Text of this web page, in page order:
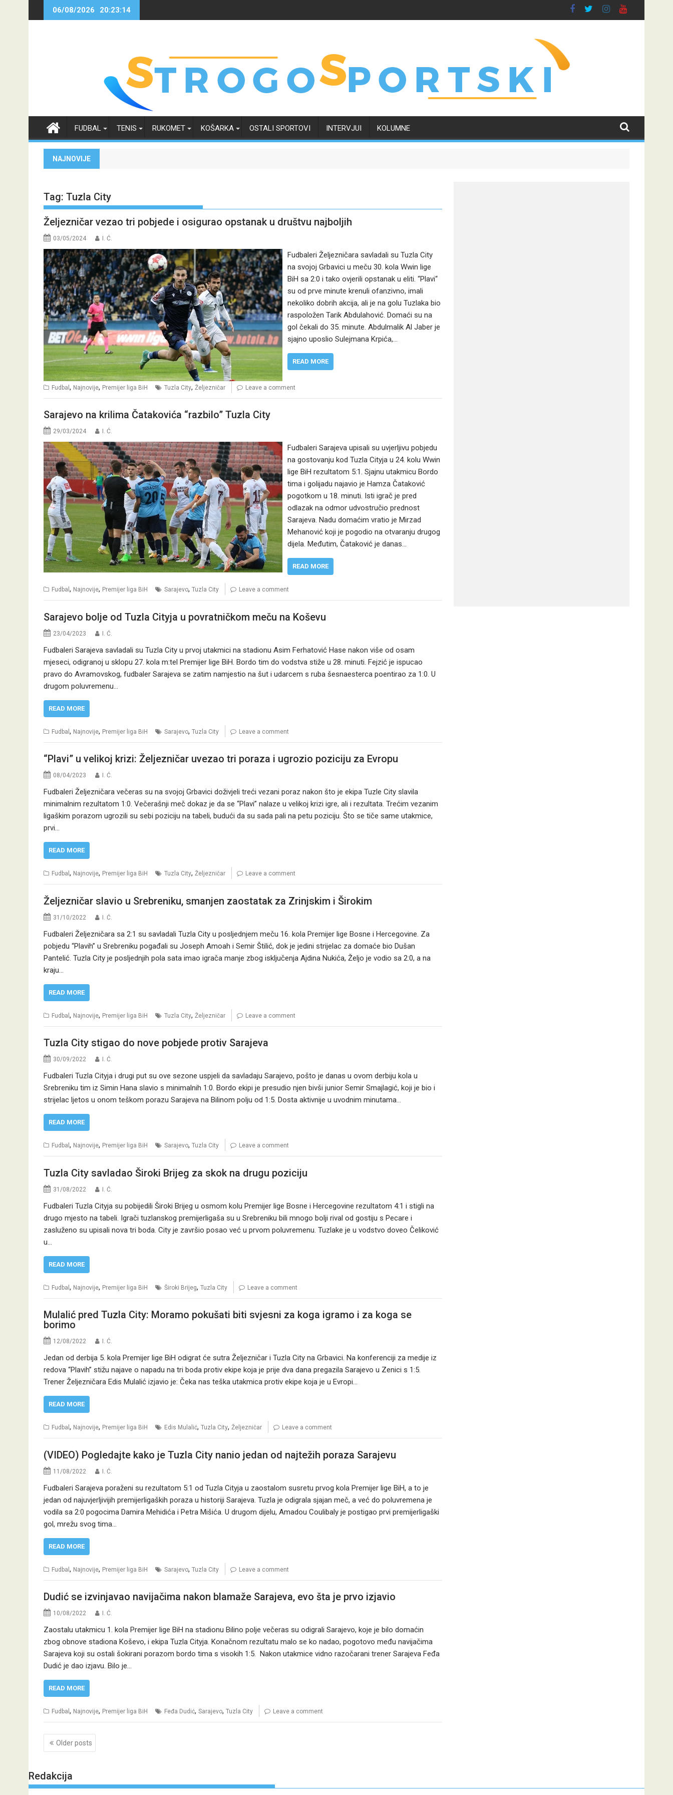
06/08/2026 20:23:15
FUDBAL TENIS RUKOMET KOŠARKA OSTALI SPORTOVI INTERVJUI KOLUMNE
NAJNOVIJE
Tag: Tuzla City
Željezničar vezao tri pobjede i osigurao opstanak u društvu najboljih
03/05/2024 I. Ć.
Fudbaleri Željezničara savladali su Tuzla City
na svojoj Grbavici u meču 30. kola Wwin lige
BiH sa 2:0 i tako ovjerili opstanak u eliti. “Plavi“
su od prve minute krenuli ofanzivno, imali
nekoliko dobrih akcija, ali je na golu Tuzlaka bio
raspoložen Tarik Abdulahović. Domaći su na
gol čekali do 35. minute. Abdulmalik Al Jaber je
sjajno uposlio Sulejmana Krpića,…
READ MORE
Fudbal , Najnovije, Premijer liga BiH Tuzla City, Željezničar Leave a comment
Sarajevo na krilima Čatakovića “razbilo” Tuzla City
29/03/2024 I. Ć.
Fudbaleri Sarajeva upisali su uvjerljivu pobjedu
na gostovanju kod Tuzla Cityja u 24. kolu Wwin
lige BiH rezultatom 5:1. Sjajnu utakmicu Bordo
tima i golijadu najavio je Hamza Čataković
pogotkom u 18. minuti. Isti igrač je pred
odlazak na odmor udvostručio prednost
Sarajeva. Nadu domaćim vratio je Mirzad
Mehanović koji je pogodio na otvaranju drugog
dijela. Međutim, Čataković je danas…
READ MORE
Fudbal , Najnovije, Premijer liga BiH Sarajevo, Tuzla City Leave a comment
Sarajevo bolje od Tuzla Cityja u povratničkom meču na Koševu
23/04/2023 I. Ć.
Fudbaleri Sarajeva savladali su Tuzla City u prvoj utakmici na stadionu Asim Ferhatović Hase nakon više od osam
mjeseci, odigranoj u sklopu 27. kola m:tel Premijer lige BiH. Bordo tim do vodstva stiže u 28. minuti. Fejzić je ispucao
pravo do Avramovskog, fudbaler Sarajeva se zatim namjestio na šut i udarcem s ruba šesnaesterca poentirao za 1:0. U
drugom poluvremenu…
READ MORE
Fudbal , Najnovije, Premijer liga BiH Sarajevo, Tuzla City Leave a comment
“Plavi” u velikoj krizi: Željezničar uvezao tri poraza i ugrozio poziciju za Evropu
08/04/2023 I. Ć.
Fudbaleri Željezničara večeras su na svojoj Grbavici doživjeli treći vezani poraz nakon što je ekipa Tuzle City slavila
minimalnim rezultatom 1:0. Večerašnji meč dokaz je da se “Plavi” nalaze u velikoj krizi igre, ali i rezultata. Trećim vezanim
ligaškim porazom ugrozili su sebi poziciju na tabeli, budući da su sada pali na petu poziciju. Što se tiče same utakmice,
prvi…
READ MORE
Fudbal , Najnovije, Premijer liga BiH Tuzla City, Željezničar Leave a comment
Željezničar slavio u Srebreniku, smanjen zaostatak za Zrinjskim i Širokim
31/10/2022 I. Ć.
Fudbaleri Željezničara sa 2:1 su savladali Tuzla City u posljednjem meču 16. kola Premijer lige Bosne i Hercegovine. Za
pobjedu “Plavih” u Srebreniku pogađali su Joseph Amoah i Semir Štilić, dok je jedini strijelac za domaće bio Dušan
Pantelić. Tuzla City je posljednjih pola sata imao igrača manje zbog isključenja Ajdina Nukića, Željo je vodio sa 2:0, a na
kraju…
READ MORE
Fudbal , Najnovije, Premijer liga BiH Tuzla City, Željezničar Leave a comment
Tuzla City stigao do nove pobjede protiv Sarajeva
30/09/2022 I. Ć.
Fudbaleri Tuzla Cityja i drugi put su ove sezone uspjeli da savladaju Sarajevo, pošto je danas u ovom derbiju kola u
Srebreniku tim iz Simin Hana slavio s minimalnih 1:0. Bordo ekipi je presudio njen bivši junior Semir Smajlagić, koji je bio i
strijelac ljetos u onom teškom porazu Sarajeva na Bilinom polju od 1:5. Dosta aktivnije u uvodnim minutama…
READ MORE
Fudbal , Najnovije, Premijer liga BiH Sarajevo, Tuzla City Leave a comment
Tuzla City savladao Široki Brijeg za skok na drugu poziciju
31/08/2022 I. Ć.
Fudbaleri Tuzla Cityja su pobijedili Široki Brijeg u osmom kolu Premijer lige Bosne i Hercegovine rezultatom 4:1 i stigli na
drugo mjesto na tabeli. Igrači tuzlanskog premijerligaša su u Srebreniku bili mnogo bolji rival od gostiju s Pecare i
zasluženo su upisali nova tri boda. City je završio posao već u prvom poluvremenu. Tuzlake je u vodstvo doveo Čeliković
u…
READ MORE
Fudbal , Najnovije, Premijer liga BiH Široki Brijeg, Tuzla City Leave a comment
Mulalić pred Tuzla City: Moramo pokušati biti svjesni za koga igramo i za koga se
borimo
12/08/2022 I. Ć.
Jedan od derbija 5. kola Premijer lige BiH odigrat će sutra Željezničar i Tuzla City na Grbavici. Na konferenciji za medije iz
redova “Plavih” stižu najave o napadu na tri boda protiv ekipe koja je prije dva dana pregazila Sarajevo u Zenici s 1:5.
Trener Željezničara Edis Mulalić izjavio je: Čeka nas teška utakmica protiv ekipe koja je u Evropi…
READ MORE
Fudbal , Najnovije, Premijer liga BiH Edis Mulalić, Tuzla City, Željezničar Leave a comment
(VIDEO) Pogledajte kako je Tuzla City nanio jedan od najtežih poraza Sarajevu
11/08/2022 I. Ć.
Fudbaleri Sarajeva poraženi su rezultatom 5:1 od Tuzla Cityja u zaostalom susretu prvog kola Premijer lige BiH, a to je
jedan od najuvjerljivijih premijerligaških poraza u historiji Sarajeva. Tuzla je odigrala sjajan meč, a već do poluvremena je
vodila sa 2:0 pogocima Damira Mehidića i Petra Mišića. U drugom dijelu, Amadou Coulibaly je postigao prvi premijerligaški
gol, mrežu svog tima…
READ MORE
Fudbal , Najnovije, Premijer liga BiH Sarajevo, Tuzla City Leave a comment
Dudić se izvinjavao navijačima nakon blamaže Sarajeva, evo šta je prvo izjavio
10/08/2022 I. Ć.
Zaostalu utakmicu 1. kola Premijer lige BiH na stadionu Bilino polje večeras su odigrali Sarajevo, koje je bilo domaćin
zbog obnove stadiona Koševo, i ekipa Tuzla Cityja. Konačnom rezultatu malo se ko nadao, pogotovo među navijačima
Sarajeva koji su ostali šokirani porazom bordo tima s visokih 1:5. Nakon utakmice vidno razočarani trener Sarajeva Feđa
Dudić je dao izjavu. Bilo je…
READ MORE
Fudbal , Najnovije, Premijer liga BiH Feđa Dudić, Sarajevo, Tuzla City Leave a comment
Posts
navigation
Older posts
Redakcija